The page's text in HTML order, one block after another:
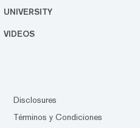
UNIVERSITY
VIDEOS
Disclosures
Términos y Condiciones